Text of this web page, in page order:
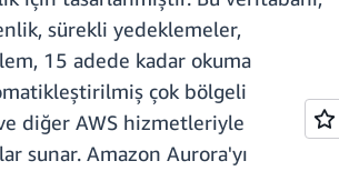
sürekli yedeklemeler,
15 adede kadar okuma
çok bölgeli
diğer AWS hizmetleriyle
sunar. Amazon Aurora'yı